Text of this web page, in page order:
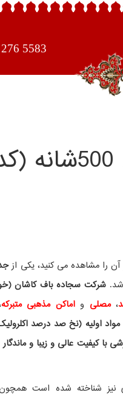
5583
آن را مشاهده می کنید، یکی از
شرکت سجاده باف کاشان
،مصلی واماکن مذهبی متبرکه
اولیه (نخ صد درصد
با کیفیت عالی و زیبا و ماندگار
نیز شناخته شده است